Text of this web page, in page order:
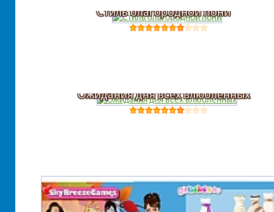
Стиль благородной пони
Ожидания дня всех влюбленных